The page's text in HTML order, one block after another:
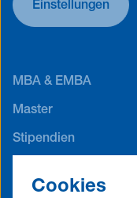
Cookies
Einstellungen
MBA & EMBA
Master
Stipendien